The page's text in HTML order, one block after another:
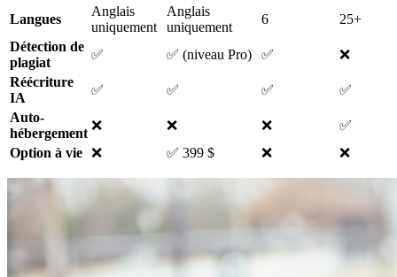
Langues
Anglais
uniquement
Anglais
uniquement
6
25+
Détection de
plagiat
✅ ✅ (niveau Pro) ✅
❌
Réécriture
IA
✅ ✅ ✅
✅
Auto-
hébergement
❌ ❌ ❌
✅
Option à vie ❌ ✅ 399 $ ❌ ❌